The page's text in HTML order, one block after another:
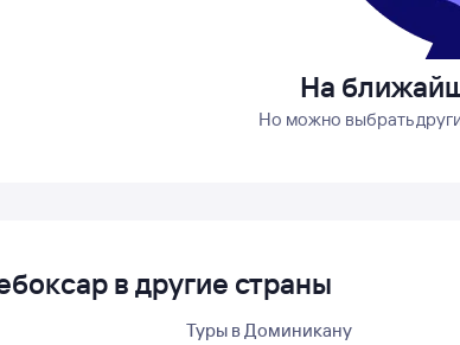
На
Но можно выбрать
в другие страны
Туры в Доминикану